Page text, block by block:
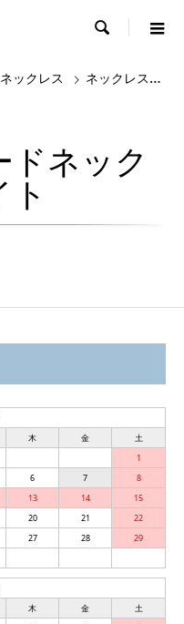

ネックレス ネックレス・チョーカー
ドネック
ト
木 金
土
1
6 7
8
13 14
15
20 21
22
27 28
29
木 金
土